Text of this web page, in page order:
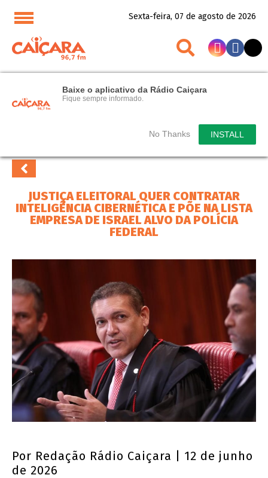
Baixe o aplicativo da Rádio Caiçara
Fique sempre informado.
No Thanks INSTALL
Sexta-feira, 07 de agosto de 2026
JUSTIÇA ELEITORAL QUER CONTRATAR
INTELIGÊNCIA CIBERNÉTICA E PÕE NA LISTA
EMPRESA DE ISRAEL ALVO DA POLÍCIA
FEDERAL
Por Redação Rádio Caiçara | 12 de junho
de 2026